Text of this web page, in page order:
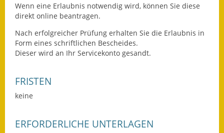
Wahlen
Was erledige ich wo?
Leben
Bauwasser/Wasser/Abwasser
Wenn eine Erlaubnis notwendig wird, können Sie diese
direkt online beantragen.
Nach erfolgreicher Prüfung erhalten Sie die Erlaubnis in
Form eines schriftlichen Bescheides.
Dieser wird an Ihr Servicekonto gesandt.
FRISTEN
keine
ERFORDERLICHE UNTERLAGEN